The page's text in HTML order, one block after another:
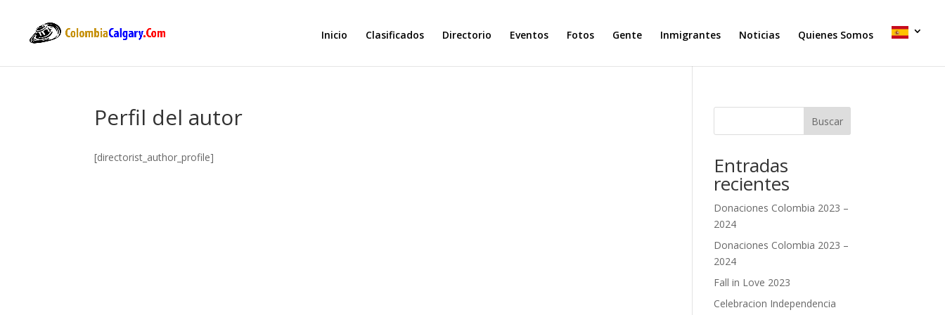
Inicio Clasificados Directorio Eventos Fotos Gente Inmigrantes Noticias Quienes Somos
Perfil del autor
[directorist_author_profile]
Buscar
Entradas
recientes
Donaciones Colombia 2023 –
2024
Donaciones Colombia 2023 –
2024
Fall in Love 2023
Celebracion Independencia